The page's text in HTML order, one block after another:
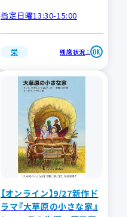
指定日曜13:30-15:00
栄 残席状況 ：
【オンライン】9/27新作ド
ラマ『大草原の小さな家』